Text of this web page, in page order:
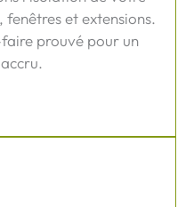
et extensions.
prouvé pour un